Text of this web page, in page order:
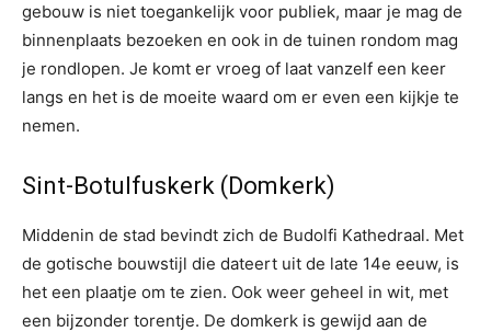
gebouw is niet toegankelijk voor publiek, maar je mag de
binnenplaats bezoeken en ook in de tuinen rondom mag
je rondlopen. Je komt er vroeg of laat vanzelf een keer
langs en het is de moeite waard om er even een kijkje te
nemen.
Sint-Botulfuskerk (Domkerk)
Middenin de stad bevindt zich de Budolfi Kathedraal. Met
de gotische bouwstijl die dateert uit de late 14e eeuw, is
het een plaatje om te zien. Ook weer geheel in wit, met
een bijzonder torentje. De domkerk is gewijd aan de